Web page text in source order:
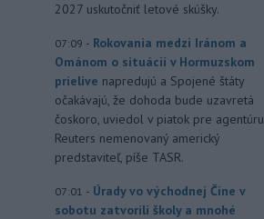
2027 uskutočniť letové skúšky.
07:09 - Rokovania medzi Iránom a
Ománom o situácii v Hormuzskom
prielive napredujú a Spojené štáty
očakávajú, že dohoda bude uzavretá
čoskoro, uviedol v piatok pre agentúru
Reuters nemenovaný americký
predstaviteľ, píše TASR.
07:01 - Úrady vo východnej Číne v
sobotu zatvorili školy a mnohé